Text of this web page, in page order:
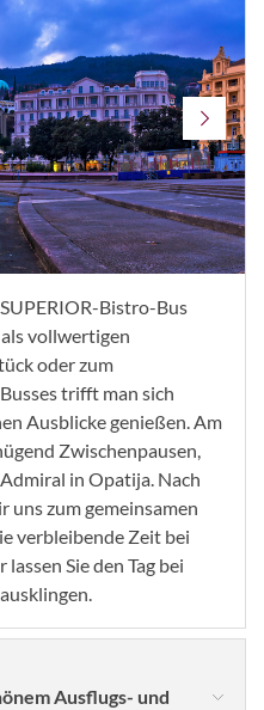
Bistro-Bus
als vollwertigen
oder zum
trifft man sich
Ausblicke genießen. Am
Zwischenpausen,
in Opatija. Nach
uns zum gemeinsamen
verbleibende Zeit bei
Sie den Tag bei
Ausflugs- und